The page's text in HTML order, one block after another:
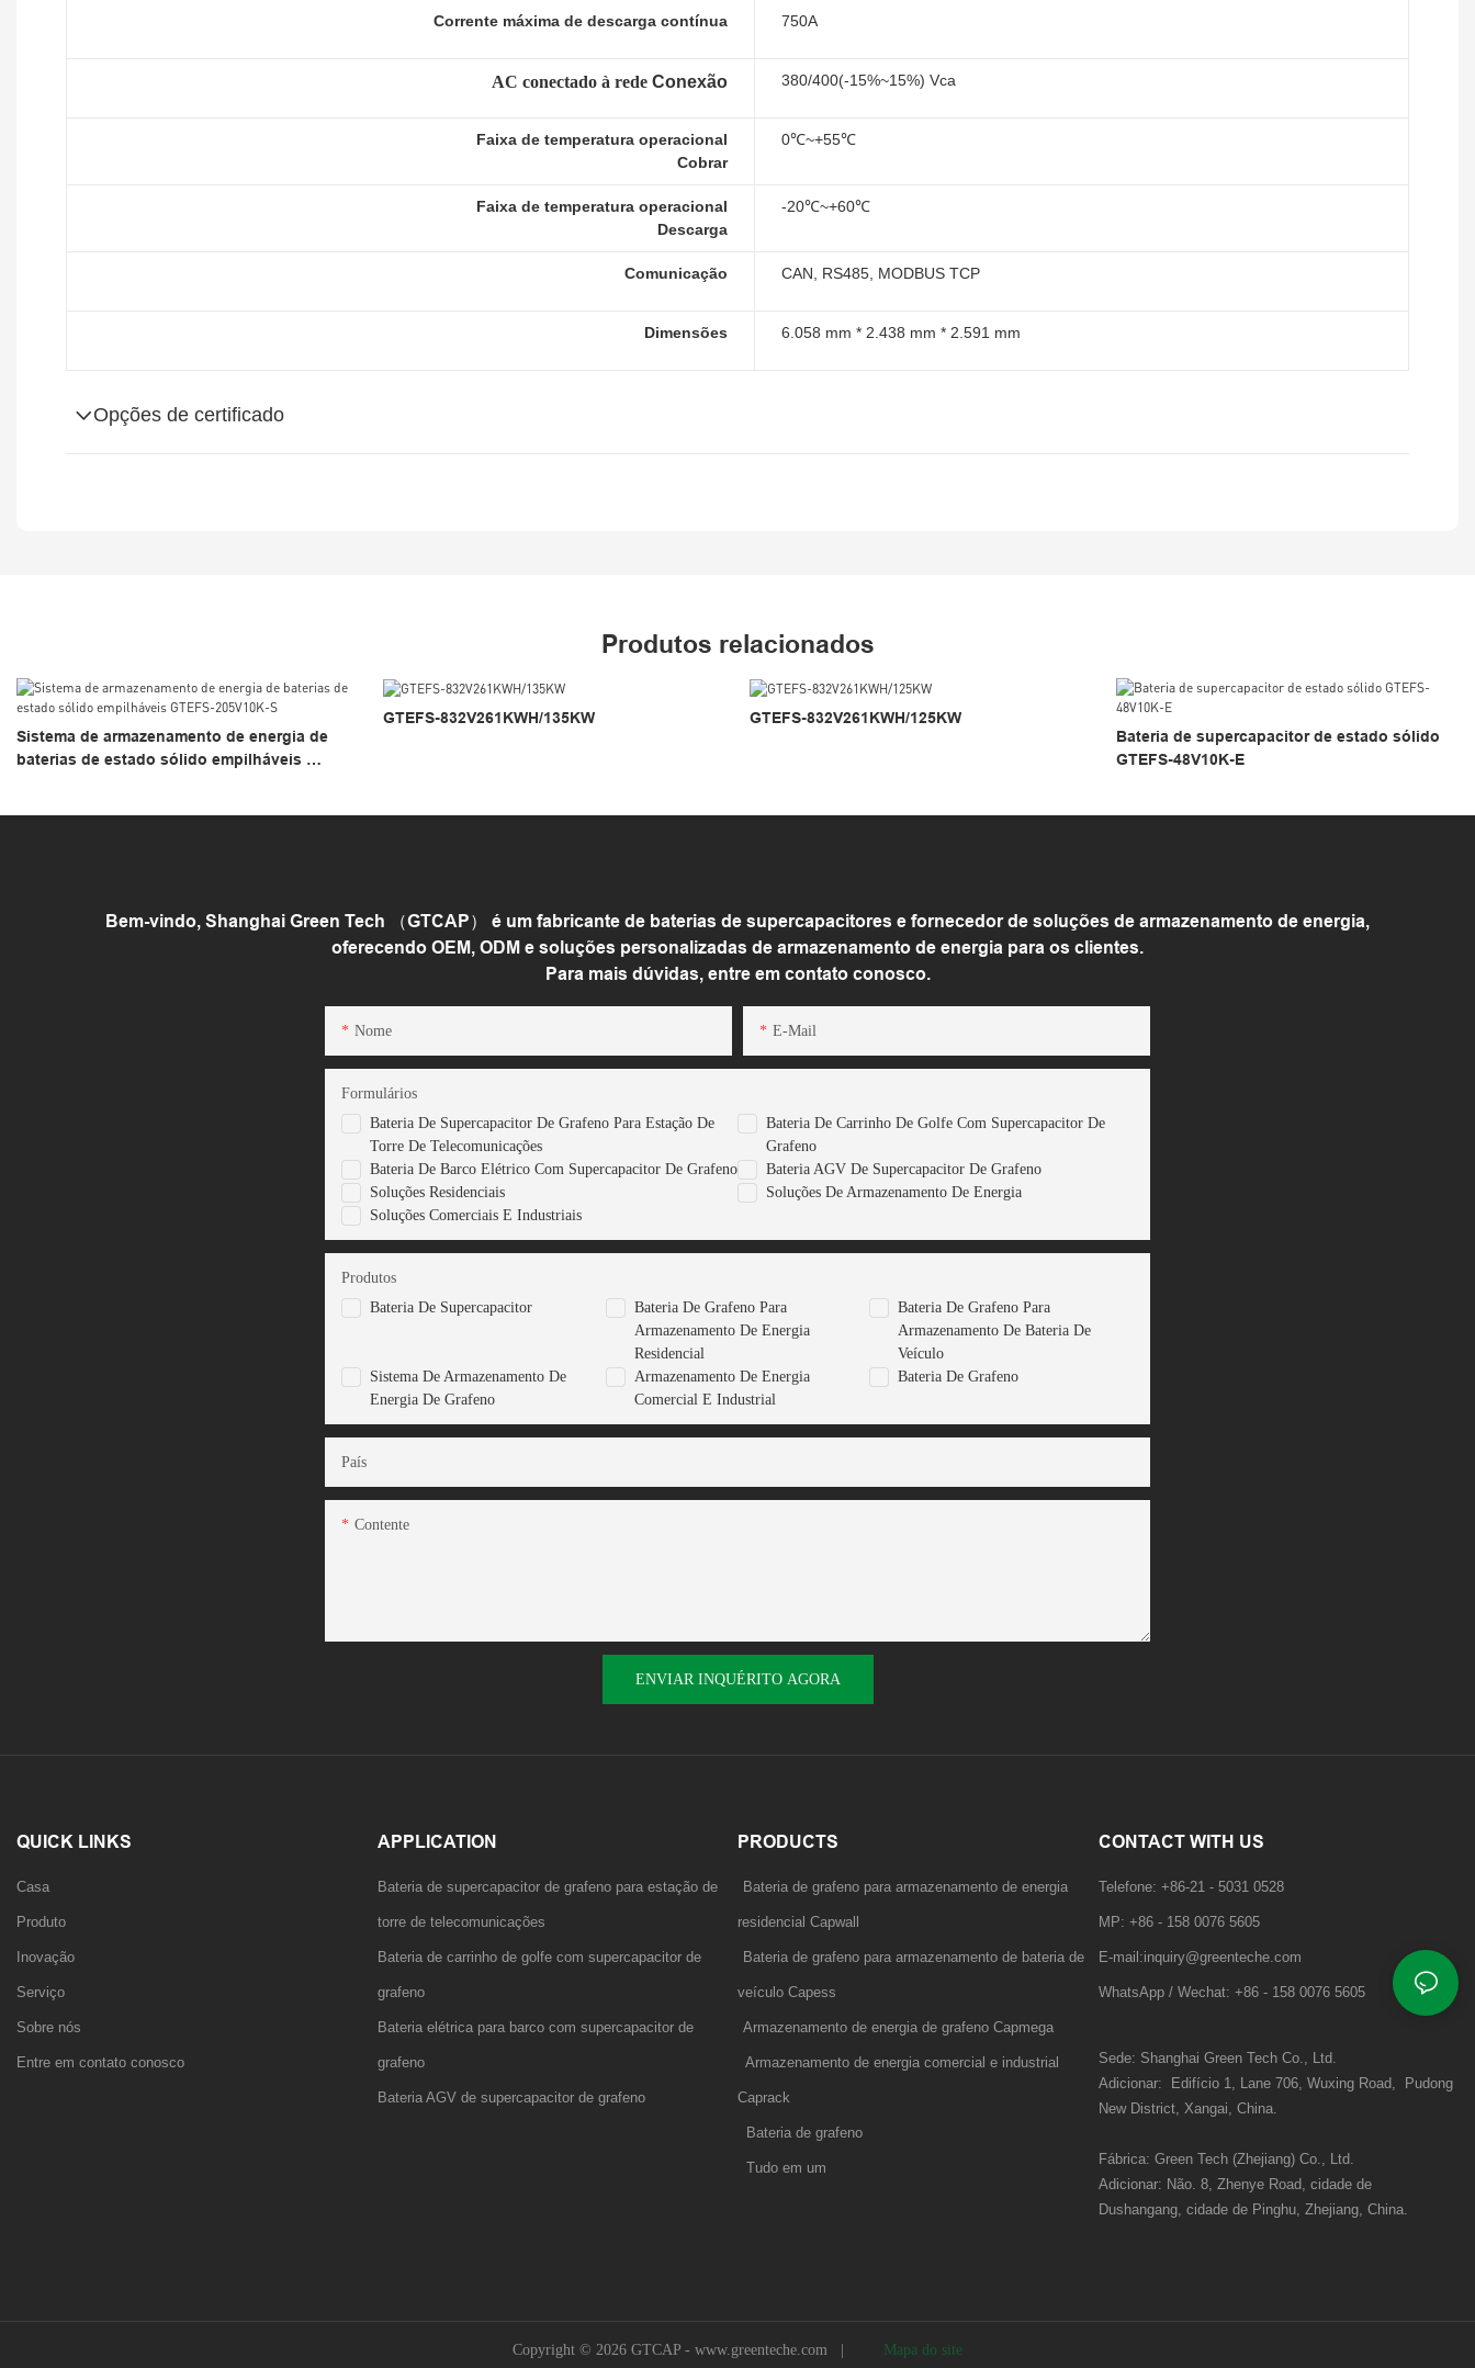
Corrente máxima de descarga contínua 750A
AC conectado à rede Conexão 380/400(-15%~15%) Vca
Faixa de temperatura operacional
Cobrar
0℃~+55℃
Faixa de temperatura operacional
Descarga
-20℃~+60℃
Comunicação CAN, RS485, MODBUS TCP
Dimensões 6.058 mm * 2.438 mm * 2.591 mm
Opções de certificado
Produtos relacionados
Sistema de armazenamento de energia de
baterias de estado sólido empilháveis ​​
GTEFS-832V261KWH/135KW
GTEFS-832V261KWH/125KW
Bateria de supercapacitor de estado sólido
GTEFS-48V10K-E
Bem-vindo, Shanghai Green Tech （GTCAP） é um fabricante de baterias de supercapacitores e fornecedor de soluções de armazenamento de energia,
oferecendo OEM, ODM e soluções personalizadas de armazenamento de energia para os clientes.
Para mais dúvidas, entre em contato conosco.
Nome E-Mail
Bateria De Supercapacitor De Grafeno Para Estação De
Torre De Telecomunicações
Bateria De Carrinho De Golfe Com Supercapacitor De
Grafeno
Bateria De Barco Elétrico Com Supercapacitor De Grafeno
Bateria AGV De Supercapacitor De Grafeno
Soluções Residenciais
Soluções De Armazenamento De Energia
Soluções Comerciais E Industriais
Formulários
Bateria De Supercapacitor
Bateria De Grafeno Para
Armazenamento De Energia
Residencial
Bateria De Grafeno Para
Armazenamento De Bateria De
Veículo
Sistema De Armazenamento De
Energia De Grafeno
Armazenamento De Energia
Comercial E Industrial
Bateria De Grafeno
Produtos
País
Contente
ENVIAR INQUÉRITO AGORA
QUICK LINKS
Casa
Produto
Inovação
Serviço
Sobre nós
Entre em contato conosco
APPLICATION
Bateria de supercapacitor de grafeno para estação de
torre de telecomunicações
Bateria de carrinho de golfe com supercapacitor de
grafeno
Bateria elétrica para barco com supercapacitor de
grafeno
Bateria AGV de supercapacitor de grafeno
PRODUCTS
Bateria de grafeno para armazenamento de energia
residencial Capwall
Bateria de grafeno para armazenamento de bateria de
veículo Capess
Armazenamento de energia de grafeno Capmega
Armazenamento de energia comercial e industrial
Caprack
Bateria de grafeno
Tudo em um
CONTACT WITH US
Telefone: +86-21 - 5031 0528
MP: +86 - 158 0076 5605
E-mail:inquiry@greenteche.com
WhatsApp / Wechat: +86 - 158 0076 5605
Sede: Shanghai Green Tech Co., Ltd.
Adicionar:
Edifício 1, Lane 706, Wuxing Road,
Pudong
New District, Xangai, China.
Fábrica: Green Tech (Zhejiang) Co., Ltd.
Adicionar: Não. 8, Zhenye Road, cidade de
Dushangang, cidade de Pinghu, Zhejiang, China.
Copyright © 2026 GTCAP - www.greenteche.com Mapa do site